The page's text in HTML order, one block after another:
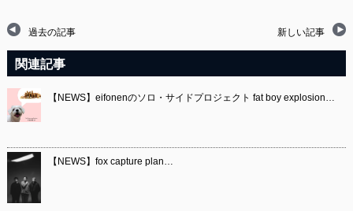
過去の記事 新しい記事
関連記事
【NEWS】eifonenのソロ・サイドプロジェクト fat boy explosion…
【NEWS】fox capture plan…